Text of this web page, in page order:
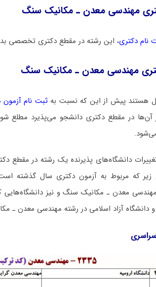
ﻣﻬﻨﺪسی ﻣﻌﺪن ـ مکانیک ﺳﻨﮓ
نام دکتری، این رشته در مقطع دکتری تخصصی
ﻣﻬﻨﺪسی ﻣﻌﺪن ـ مکانیک ﺳﻨﮓ
هستند پیش از این که نسبت به ثبت نام آزمون
در مقطع دکتری دانشجو می‌پذیرد مطلع
دانشگاه‌های پذیرنده یک رشته در مقطع
زیر که مربوط به آزمون دکتری سال گذشته
ﻣﻌﺪن ـ مکانیک ﺳﻨﮓ و نیز دانشگاه‌هایی
و دانشگاه آزاد اﺳﻼمی در رشته ﻣﻬﻨﺪسی ﻣﻌﺪن